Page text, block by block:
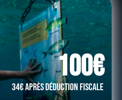
34€ après déduction fiscale
100€